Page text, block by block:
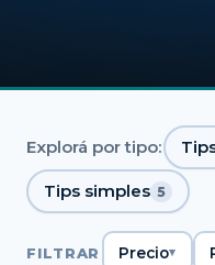
Explorá por tipo:
Tips simples 5
FILTRAR Precio